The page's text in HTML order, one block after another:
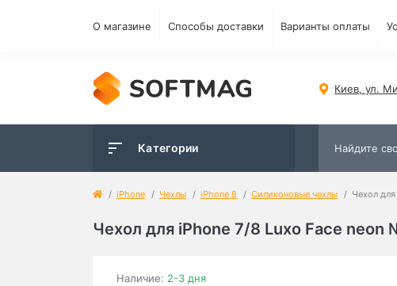
О магазине Способы доставки Варианты оплаты
Киев, ул.
Категории
iPhone Чехлы iPhone 8 Силиконовые чехлы Чехол
Чехол для iPhone 7/8 Luxo Face neon
Наличие: 2-3 дня